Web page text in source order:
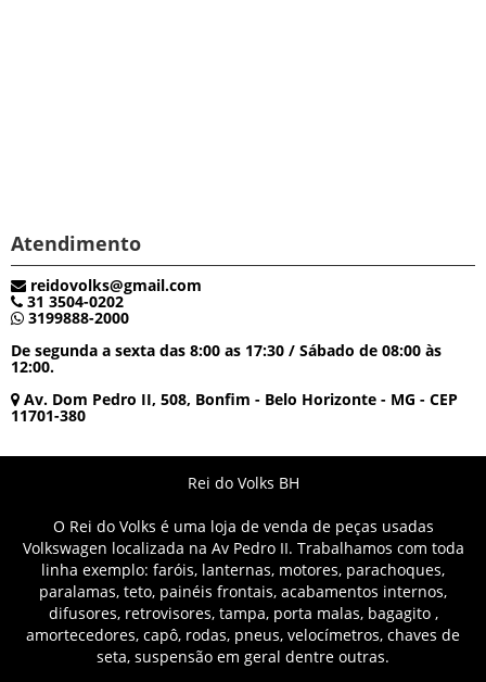
Atendimento
reidovolks@gmail.com
31 3504-0202
3199888-2000
De segunda a sexta das 8:00 as 17:30 / Sábado de 08:00 às
12:00.
Av. Dom Pedro II, 508, Bonfim - Belo Horizonte - MG - CEP
11701-380
Rei do Volks BH
O Rei do Volks é uma loja de venda de peças usadas
Volkswagen localizada na Av Pedro II. Trabalhamos com toda
linha exemplo: faróis, lanternas, motores, parachoques,
paralamas, teto, painéis frontais, acabamentos internos,
difusores, retrovisores, tampa, porta malas, bagagito ,
amortecedores, capô, rodas, pneus, velocímetros, chaves de
seta, suspensão em geral dentre outras.